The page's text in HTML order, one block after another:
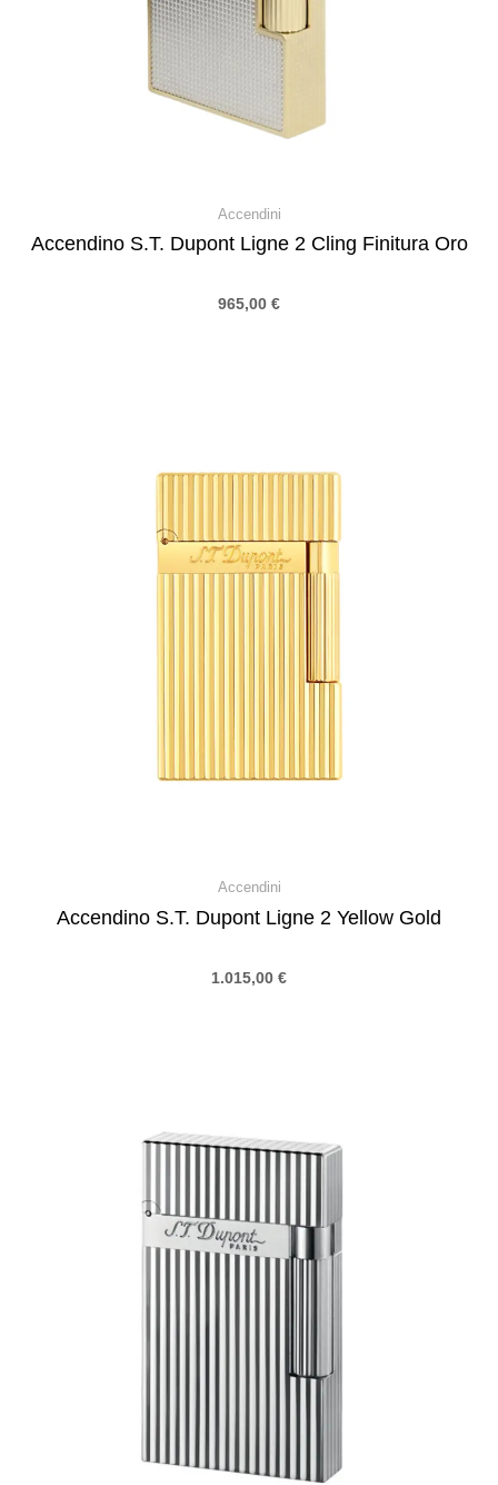
Accendini
Accendino S.T. Dupont Ligne 2 Cling Finitura Oro
965,00 €
Accendini
Accendino S.T. Dupont Ligne 2 Yellow Gold
1.015,00 €